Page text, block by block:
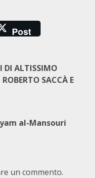
Post
DI ALTISSIMO
SACCÀ E
al-Mansouri
un commento.